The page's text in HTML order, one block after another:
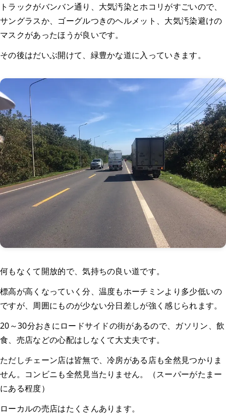
トラックがバンバン通り、大気汚染とホコリがすごいので、
サングラスか、ゴーグルつきのヘルメット、大気汚染避けの
マスクがあったほうが良いです。
その後はだいぶ開けて、緑豊かな道に入っていきます。
何もなくて開放的で、気持ちの良い道です。
標高が高くなっていく分、温度もホーチミンより多少低いの
ですが、周囲にものが少ない分日差しが強く感じられます。
20～30分おきにロードサイドの街があるので、ガソリン、飲
食、売店などの心配はしなくて大丈夫です。
ただしチェーン店は皆無で、冷房がある店も全然見つかりま
せん。コンビニも全然見当たりません。（スーパーがたまー
にある程度）
ローカルの売店はたくさんあります。